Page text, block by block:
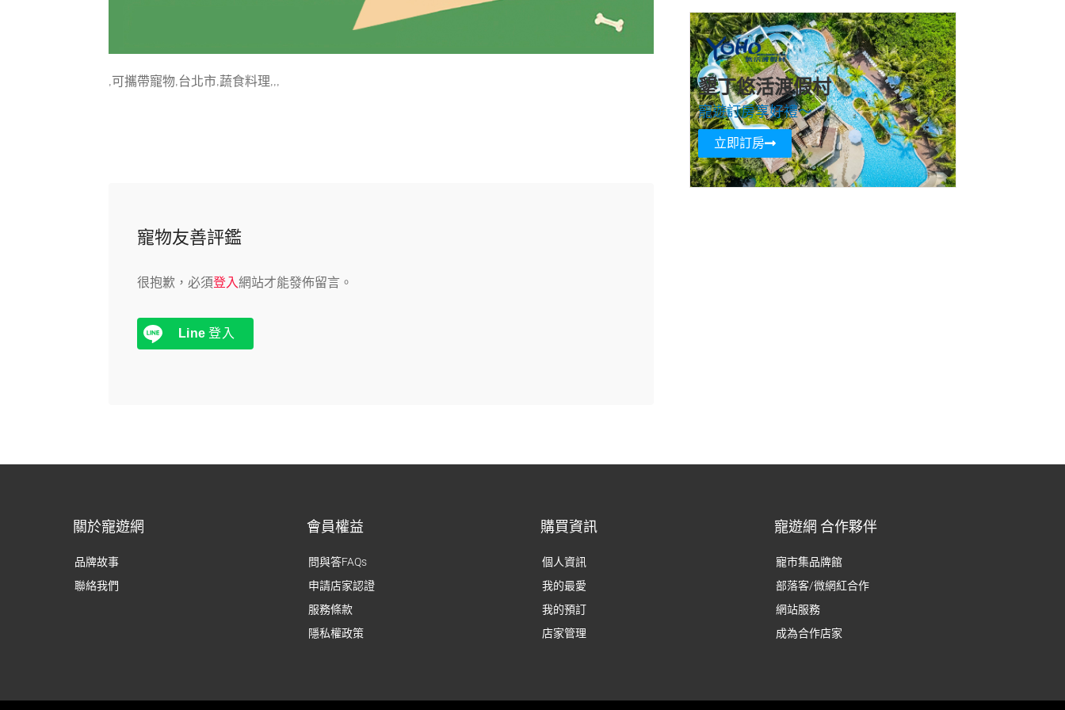
,可攜帶寵物,台北市,蔬食料理,,,
寵物友善評鑑
很抱歉，必須登入網站才能發佈留言。
Line 登入
墾丁悠活渡假村
寵遊訂房享好禮～
立即訂房
關於寵遊網
品牌故事
聯絡我們
會員權益
問與答FAQs
申請店家認證
服務條款
隱私權政策
購買資訊
個人資訊
我的最愛
我的預訂
店家管理
寵遊網 合作夥伴
寵市集品牌館
部落客/微網紅合作
網站服務
成為合作店家